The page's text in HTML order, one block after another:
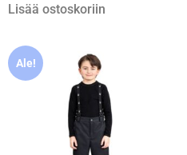
Lisää ostoskoriin
Ale!